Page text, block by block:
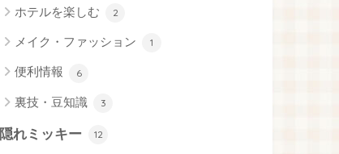
ホテルを楽しむ 2
メイク・ファッション 1
便利情報 6
裏技・豆知識 3
隠れミッキー 12